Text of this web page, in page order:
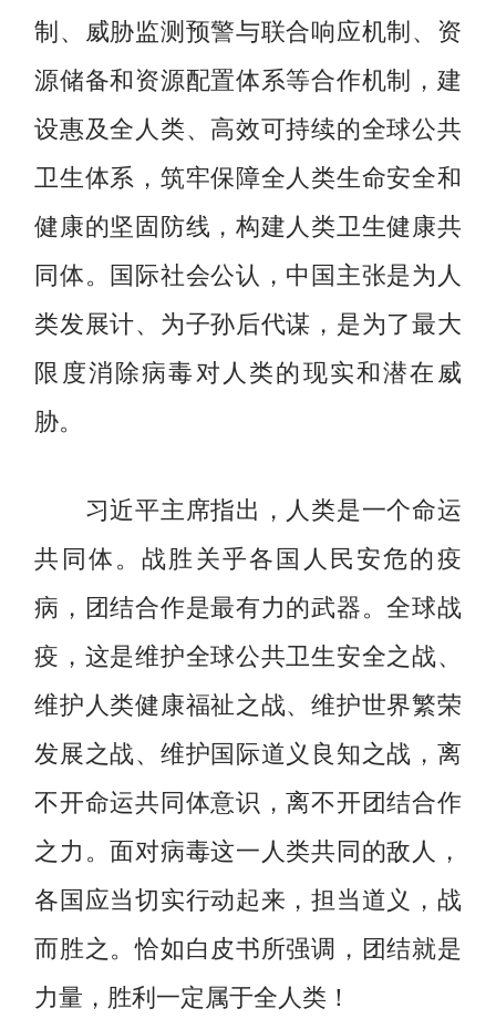
制、威胁监测预警与联合响应机制、资
源储备和资源配置体系等合作机制，建
设惠及全人类、高效可持续的全球公共
卫生体系，筑牢保障全人类生命安全和
健康的坚固防线，构建人类卫生健康共
同体。国际社会公认，中国主张是为人
类发展计、为子孙后代谋，是为了最大
限度消除病毒对人类的现实和潜在威
胁。
习近平主席指出，人类是一个命运
共同体。战胜关乎各国人民安危的疫
病，团结合作是最有力的武器。全球战
疫，这是维护全球公共卫生安全之战、
维护人类健康福祉之战、维护世界繁荣
发展之战、维护国际道义良知之战，离
不开命运共同体意识，离不开团结合作
之力。面对病毒这一人类共同的敌人，
各国应当切实行动起来，担当道义，战
而胜之。恰如白皮书所强调，团结就是
力量，胜利一定属于全人类！